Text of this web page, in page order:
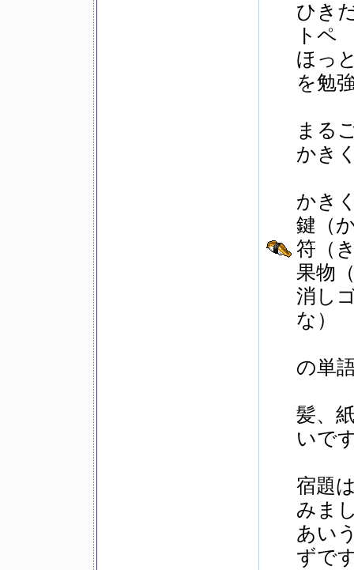
ひき
トペ
ほっ
を勉
まる
かき
かき
鍵（
符（
果物
消し
な）
の単
髪、
いで
宿題
みま
あい
ずで